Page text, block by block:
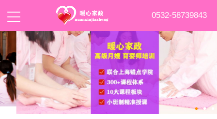
0532-58739843